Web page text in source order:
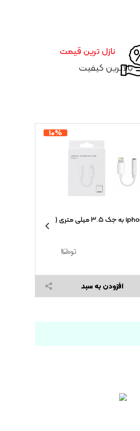
نازل ترین قیمت
بالاترین کیفیت
۱۰%
تبدیل iphone به جک ۳.۵ میلی متری (پک
افزودن به سبد